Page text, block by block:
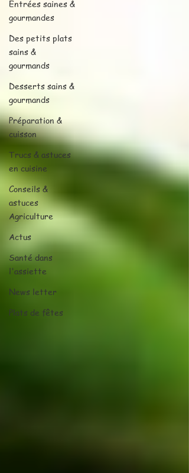
Entrées saines &
gourmandes
Des petits plats
sains &
gourmands
Desserts sains &
gourmands
Préparation &
cuisson
Trucs & astuces
en cuisine
Conseils &
astuces
Agriculture
Actus
Santé dans
l'assiette
News letter
Plats de fêtes